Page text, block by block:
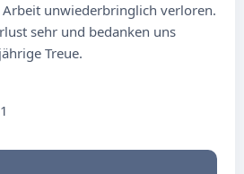
unwiederbringlich verloren.
sehr und bedanken uns
Treue.